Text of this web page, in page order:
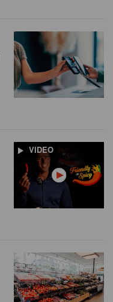
VIDEO